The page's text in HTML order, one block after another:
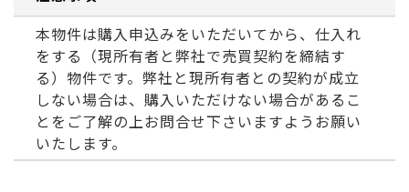
本物件は購入申込みをいただいてから、仕入れ
をする（現所有者と弊社で売買契約を締結す
る）物件です。弊社と現所有者との契約が成立
しない場合は、購入いただけない場合があるこ
とをご了解の上お問合せ下さいますようお願い
いたします。